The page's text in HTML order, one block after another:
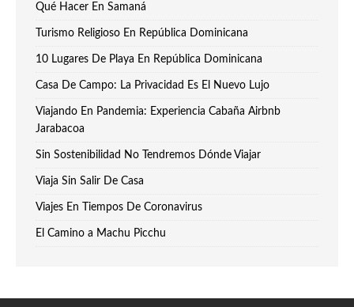
Qué Hacer En Samaná
Turismo Religioso En República Dominicana
10 Lugares De Playa En República Dominicana
Casa De Campo: La Privacidad Es El Nuevo Lujo
Viajando En Pandemia: Experiencia Cabaña Airbnb
Jarabacoa
Sin Sostenibilidad No Tendremos Dónde Viajar
Viaja Sin Salir De Casa
Viajes En Tiempos De Coronavirus
El Camino a Machu Picchu